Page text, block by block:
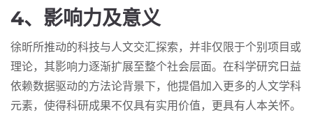
4、影响力及意义
徐昕所推动的科技与人文交汇探索，并非仅限于个别项目或
理论，其影响力逐渐扩展至整个社会层面。在科学研究日益
依赖数据驱动的方法论背景下，他提倡加入更多的人文学科
元素，使得科研成果不仅具有实用价值，更具有人本关怀。